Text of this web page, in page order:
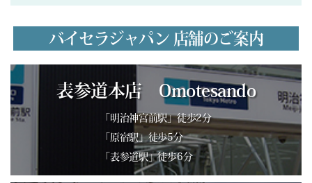
バイセラジャパン 店舗のご案内
表参道本店 Omotesando
「明治神宮前駅」徒歩2分
「原宿駅」徒歩5分
「表参道駅」徒歩6分